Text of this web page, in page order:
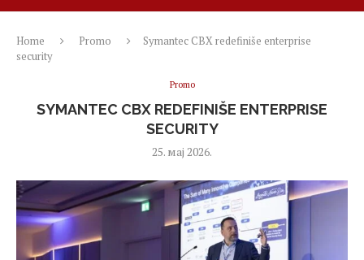
Home Promo
Symantec CBX redefiniše enterprise
security
Promo
SYMANTEC CBX REDEFINIŠE ENTERPRISE
SECURITY
25. мај 2026.